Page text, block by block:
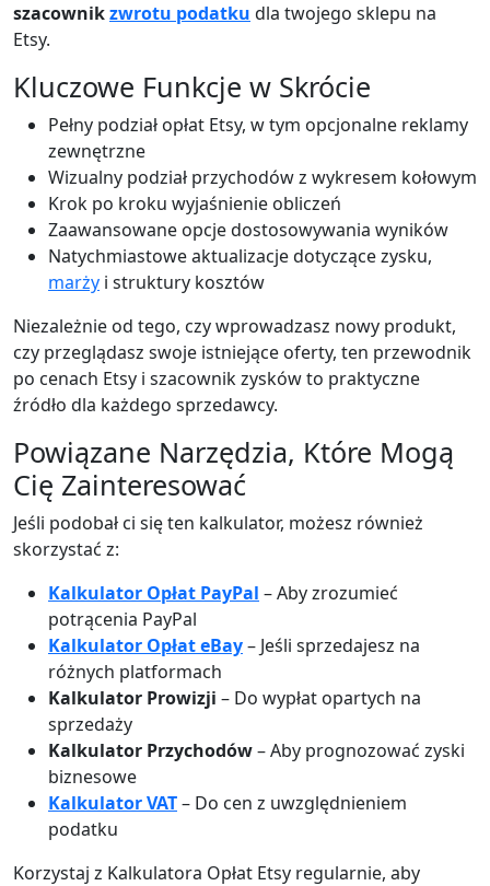
szacownikzwrotu podatku dla twojego sklepu na
Etsy.
Kluczowe Funkcje w Skrócie
Pełny podział opłat Etsy, w tym opcjonalne reklamy
zewnętrzne
Wizualny podział przychodów z wykresem kołowym
Krok po kroku wyjaśnienie obliczeń
Zaawansowane opcje dostosowywania wyników
Natychmiastowe aktualizacje dotyczące zysku,
marży i struktury kosztów
Niezależnie od tego, czy wprowadzasz nowy produkt,
czy przeglądasz swoje istniejące oferty, ten przewodnik
po cenach Etsy i szacownik zysków to praktyczne
źródło dla każdego sprzedawcy.
Powiązane Narzędzia, Które Mogą
Cię Zainteresować
Jeśli podobał ci się ten kalkulator, możesz również
skorzystać z:
Kalkulator Opłat PayPal – Aby zrozumieć
potrącenia PayPal
Kalkulator Opłat eBay– Jeśli sprzedajesz na
różnych platformach
Kalkulator Prowizji – Do wypłat opartych na
sprzedaży
Kalkulator Przychodów– Aby prognozować zyski
biznesowe
Kalkulator VAT– Do cen z uwzględnieniem
podatku
Korzystaj z Kalkulatora Opłat Etsy regularnie, aby